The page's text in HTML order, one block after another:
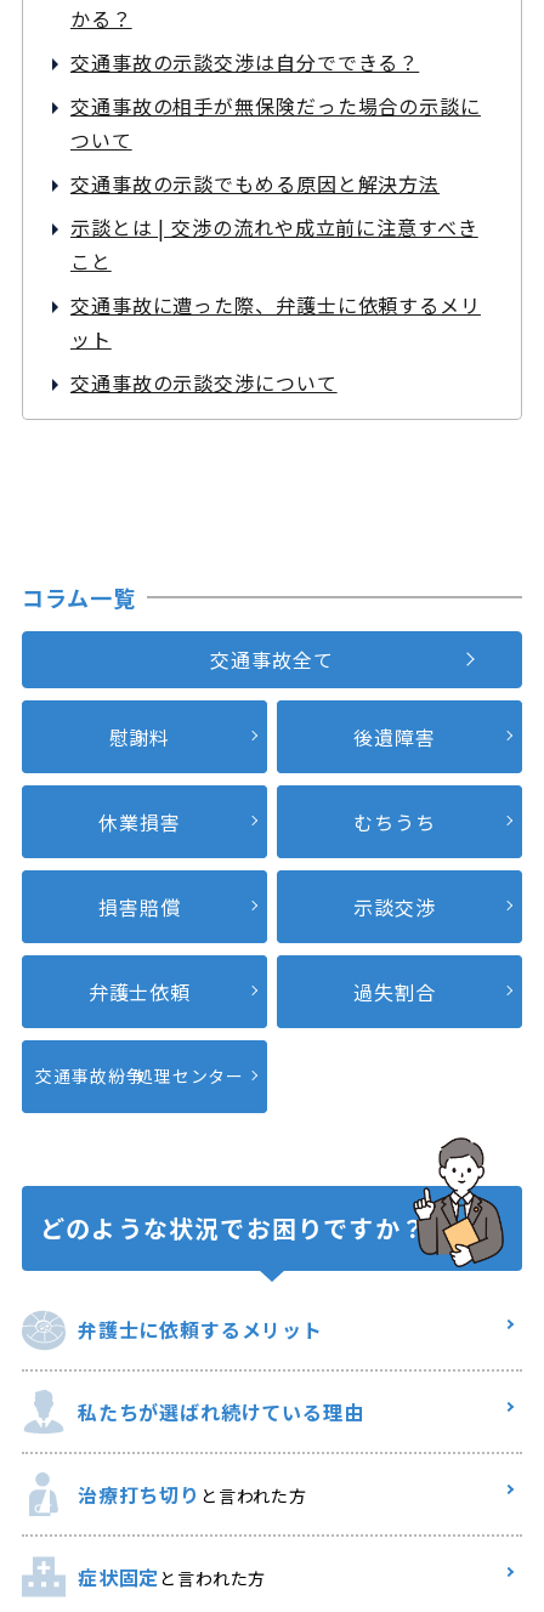
かる？
交通事故の示談交渉は自分でできる？
交通事故の相手が無保険だった場合の示談に
ついて
交通事故の示談でもめる原因と解決方法
示談とは | 交渉の流れや成立前に注意すべき
こと
交通事故に遭った際、弁護士に依頼するメリ
ット
交通事故の示談交渉について
コラム一覧
交通事故全て
慰謝料 後遺障害
休業損害 むちうち
損害賠償 示談交渉
弁護士依頼 過失割合
交通事故紛争処理センター
どのような状況でお困りですか？
弁護士に依頼するメリット
私たちが選ばれ続けている理由
治療打ち切り と言われた方
症状固定 と言われた方